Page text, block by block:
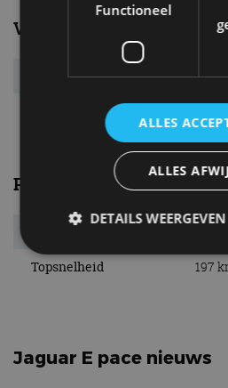
Verbruik
Verbr. gecomb. 8,0 l/
Prestaties
Topsnelheid 197
Jaguar E pace nieuws
Functioneel
ALLES
ALLES
DETAILS WEERGEVEN
Strikt noodzakelijke cookies
kernfunctionaliteiten van de